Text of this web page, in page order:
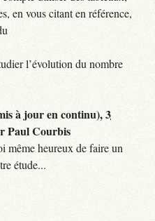
en vous citant en référence,
l’évolution du nombre
à jour en continu),3
Paul Courbis
même heureux de faire un
étude...